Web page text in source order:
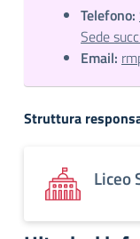
Telefono:
Sede
Email:
Struttura
Liceo